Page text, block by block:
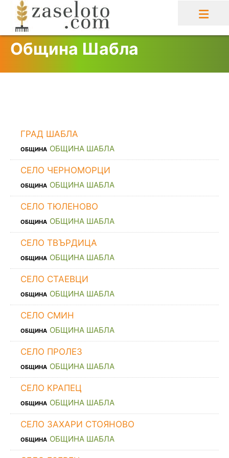
content
Община Шабла
ГРАД ШАБЛА
ОБЩИНА ОБЩИНА ШАБЛА
СЕЛО ЧЕРНОМОРЦИ
ОБЩИНА ОБЩИНА ШАБЛА
СЕЛО ТЮЛЕНОВО
ОБЩИНА ОБЩИНА ШАБЛА
СЕЛО ТВЪРДИЦА
ОБЩИНА ОБЩИНА ШАБЛА
СЕЛО СТАЕВЦИ
ОБЩИНА ОБЩИНА ШАБЛА
СЕЛО СМИН
ОБЩИНА ОБЩИНА ШАБЛА
СЕЛО ПРОЛЕЗ
ОБЩИНА ОБЩИНА ШАБЛА
СЕЛО КРАПЕЦ
ОБЩИНА ОБЩИНА ШАБЛА
СЕЛО ЗАХАРИ СТОЯНОВО
ОБЩИНА ОБЩИНА ШАБЛА